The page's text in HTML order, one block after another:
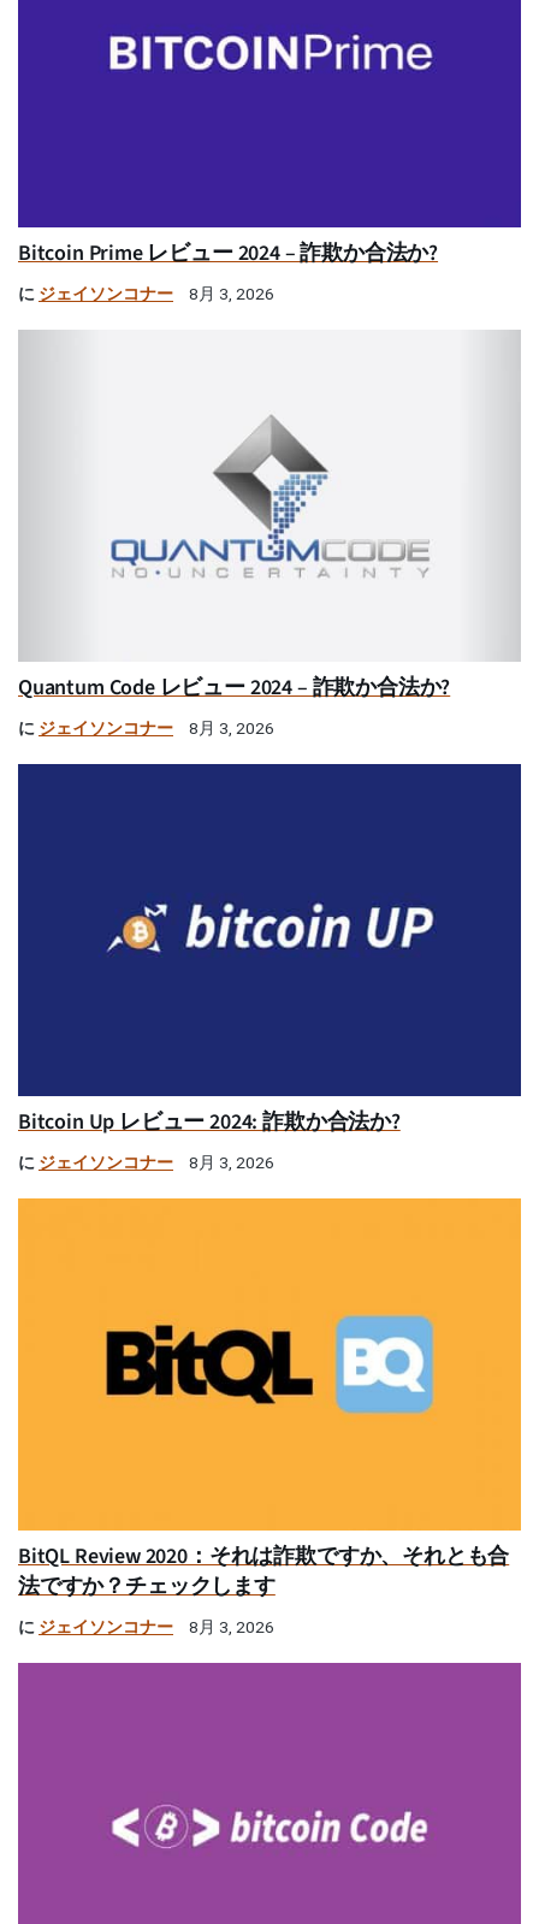
Bitcoin Prime レビュー 2024 – 詐欺か合法か?
に ジェイソンコナー 8月 3, 2026
Quantum Code レビュー 2024 – 詐欺か合法か?
に ジェイソンコナー 8月 3, 2026
Bitcoin Up レビュー 2024: 詐欺か合法か?
に ジェイソンコナー 8月 3, 2026
BitQL Review 2020：それは詐欺ですか、それとも合
法ですか？チェックします
に ジェイソンコナー 8月 3, 2026